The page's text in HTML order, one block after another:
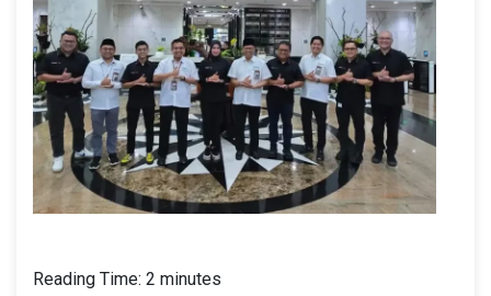
Reading Time: 2 minutes